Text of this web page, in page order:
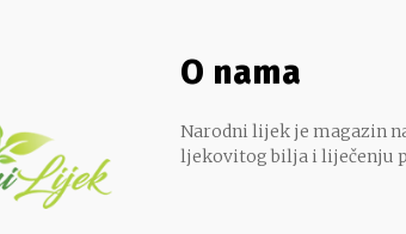
O nama
Narodni lijek je magazin
ljekovitog bilja i liječenju